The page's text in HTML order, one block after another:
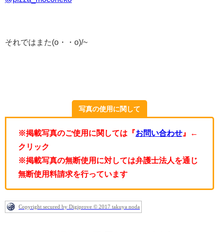
それではまた(o・・o)/~
写真の使用に関して
※掲載写真のご使用に関しては『お問い合わせ 』←
クリック
※掲載写真の無断使用に対しては弁護士法人を通じ
無断使用料請求を行っています
Copyright secured by Digiprove © 2017 takuya noda